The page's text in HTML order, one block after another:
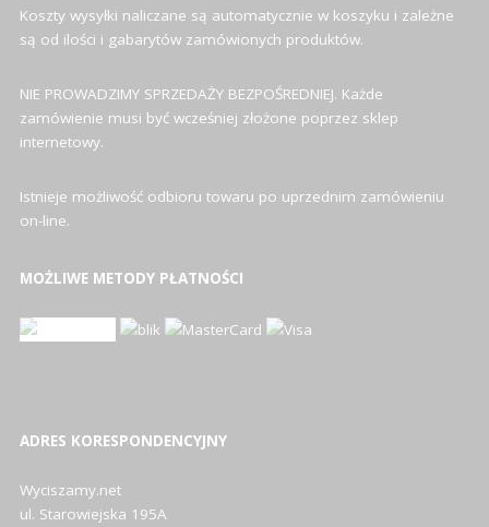
Koszty wysyłki naliczane są automatycznie w koszyku i zależne
są od ilości i gabarytów zamówionych produktów.
NIE PROWADZIMY SPRZEDAŻY BEZPOŚREDNIEJ. Każde
zamówienie musi być wcześniej złożone poprzez sklep
internetowy.
Istnieje możliwość odbioru towaru po uprzednim zamówieniu
on-line.
MOŻLIWE METODY PŁATNOŚCI
ADRES KORESPONDENCYJNY
Wyciszamy.net
ul. Starowiejska 195A